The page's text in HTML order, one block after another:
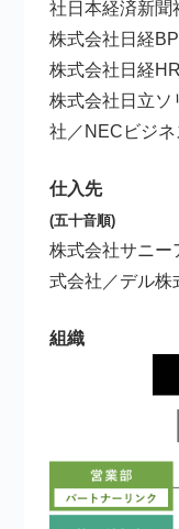
社日本経済新聞
株式会社日経
株式会社日経
株式会社日立ソ
社／NECビジ
仕入先
(五十音順)
株式会社サニー
式会社／デル
組織